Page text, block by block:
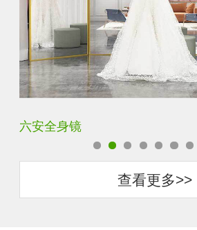
六安全身镜
查看更多>>